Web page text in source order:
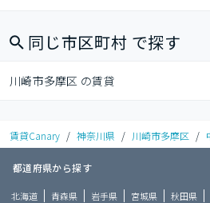
同じ市区町村 で探す
川崎市多摩区 の賃貸
賃貸Canary / 神奈川県 / 川崎市多摩区 /
都道府県から探す
北海道 青森県 岩手県 宮城県 秋田県